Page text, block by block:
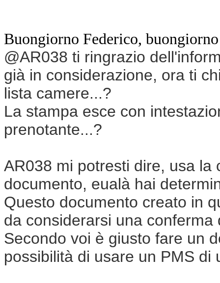
Buongiorno Federico,
@AR038 ti ringrazio
già in considerazione, ora ti
lista camere...?
La stampa esce con
prenotante...?
AR038 mi potresti dire, usa la
documento, eualà hai
Questo documento creato in
da considerarsi una
Secondo voi è giusto fare un
possibilità di usare un PMS di